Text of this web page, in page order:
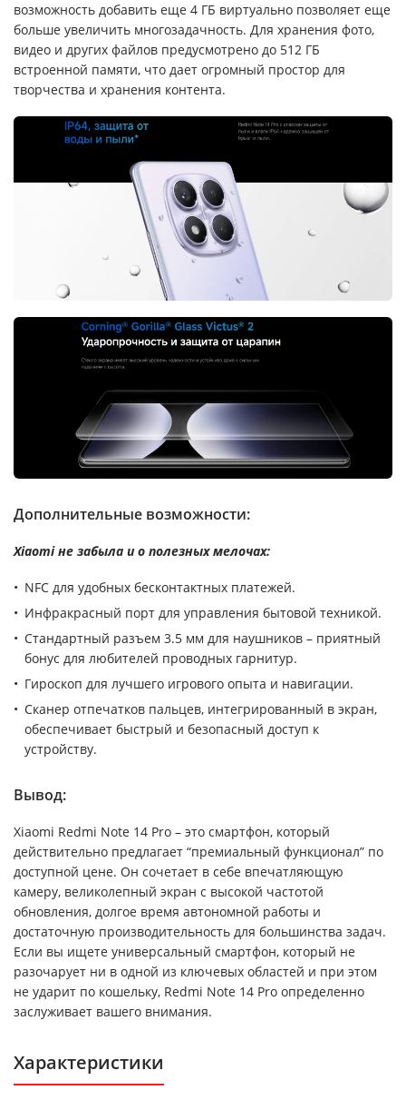
возможность добавить еще 4 ГБ виртуально позволяет еще
больше увеличить многозадачность. Для хранения фото,
видео и других файлов предусмотрено до 512 ГБ
встроенной памяти, что дает огромный простор для
творчества и хранения контента.
Дополнительные возможности:
Xiaomi не забыла и о полезных мелочах:
NFC для удобных бесконтактных платежей.
Инфракрасный порт для управления бытовой техникой.
Стандартный разъем 3.5 мм для наушников – приятный
бонус для любителей проводных гарнитур.
Гироскоп для лучшего игрового опыта и навигации.
Сканер отпечатков пальцев, интегрированный в экран,
обеспечивает быстрый и безопасный доступ к
устройству.
Вывод:
Xiaomi Redmi Note 14 Pro – это смартфон, который
действительно предлагает “премиальный функционал” по
доступной цене. Он сочетает в себе впечатляющую
камеру, великолепный экран с высокой частотой
обновления, долгое время автономной работы и
достаточную производительность для большинства задач.
Если вы ищете универсальный смартфон, который не
разочарует ни в одной из ключевых областей и при этом
не ударит по кошельку, Redmi Note 14 Pro определенно
заслуживает вашего внимания.
Характеристики